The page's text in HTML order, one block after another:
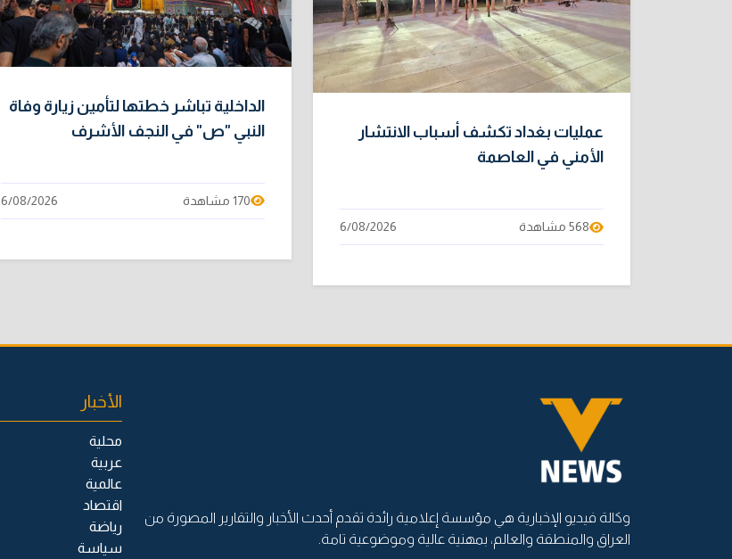
عمليات بغداد تكشف أسباب الانتشار
الأمني في العاصمة
568 مشاهدة 6/08/2026
الداخلية تباشر خطتها لتأمين زيارة وفاة
النبي "ص" في النجف الأشرف
170 مشاهدة 6/08/2026
وكالة فيديو الإخبارية هي مؤسسة إعلامية رائدة تقدم أحدث الأخبار والتقارير المصورة من
العراق والمنطقة والعالم، بمهنية عالية وموضوعية تامة.
الأخبار
محلية
عربية
عالمية
اقتصاد
رياضة
سياسة